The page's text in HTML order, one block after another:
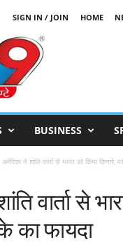
SIGN IN / JOIN HOME
BUSINESS
अमेरिका ने शांति वार्ता से भारत को किया किनारे,
वार्ता से
का फायदा